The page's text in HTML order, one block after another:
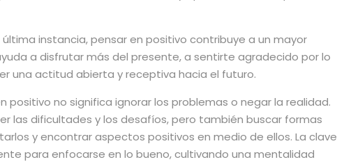
última instancia, pensar en positivo contribuye a un mayor
a disfrutar más del presente, a sentirte agradecido por lo
una actitud abierta y receptiva hacia el futuro.
positivo no significa ignorar los problemas o negar la realidad.
las dificultades y los desafíos, pero también buscar formas
y encontrar aspectos positivos en medio de ellos. La clave
para enfocarse en lo bueno, cultivando una mentalidad